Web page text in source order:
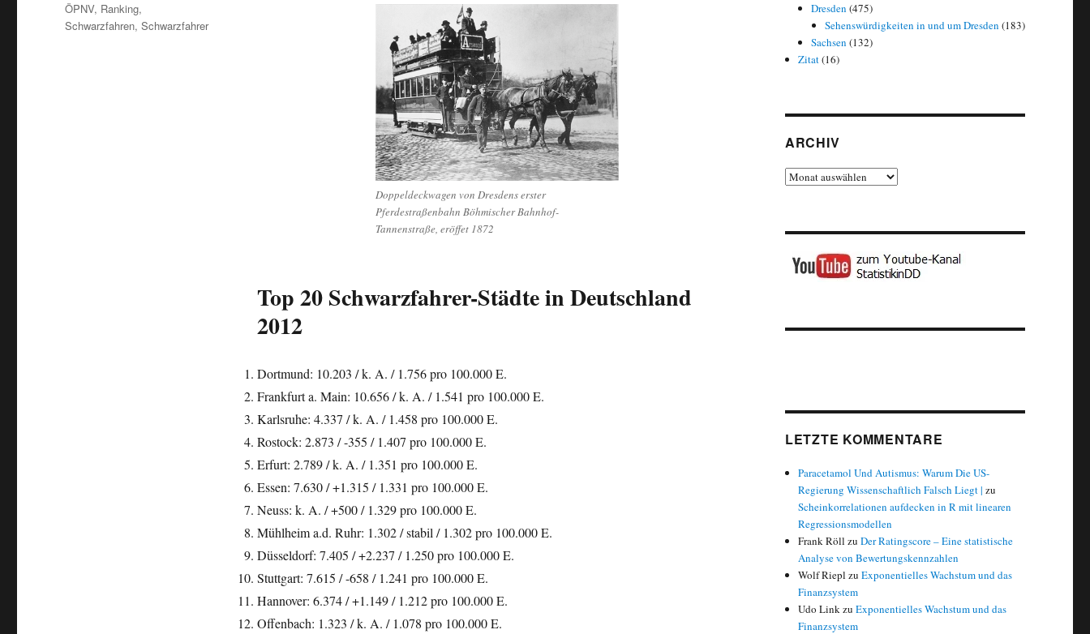
Doppeldeckwagen von Dresdens erster
Pferdestraßenbahn Böhmischer Bahnhof-
Tannenstraße, eröffet 1872
Top 20 Schwarzfahrer-Städte in Deutschland
2012
Dortmund: 10.203 / k. A. / 1.756 pro 100.000 E.
Frankfurt a. Main: 10.656 / k. A. / 1.541 pro 100.000 E.
Karlsruhe: 4.337 / k. A. / 1.458 pro 100.000 E.
Rostock: 2.873 / -355 / 1.407 pro 100.000 E.
Erfurt: 2.789 / k. A. / 1.351 pro 100.000 E.
Essen: 7.630 / +1.315 / 1.331 pro 100.000 E.
Neuss: k. A. / +500 / 1.329 pro 100.000 E.
Mühlheim a.d. Ruhr: 1.302 / stabil / 1.302 pro 100.000 E.
Düsseldorf: 7.405 / +2.237 / 1.250 pro 100.000 E.
Stuttgart: 7.615 / -658 / 1.241 pro 100.000 E.
Hannover: 6.374 / +1.149 / 1.212 pro 100.000 E.
Offenbach: 1.323 / k. A. / 1.078 pro 100.000 E.
ÖPNV, Ranking,
Schwarzfahren,Schwarzfahrer
Dresden (475)
Sehenswürdigkeiten in und um Dresden (183)
Sachsen (132)
Zitat(16)
ARCHIV
Archiv
LETZTE KOMMENTARE
Paracetamol Und Autismus: Warum Die US-
Regierung Wissenschaftlich Falsch Liegt | zu
Scheinkorrelationen aufdecken in R mit linearen
Regressionsmodellen
Frank Röll zuDer Ratingscore – Eine statistische
Analyse von Bewertungskennzahlen
Wolf Riepl zuExponentielles Wachstum und das
Finanzsystem
Udo LinkzuExponentielles Wachstum und das
Finanzsystem